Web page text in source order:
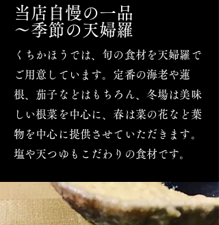
当店自慢の一品
～季節の天婦羅
くちかほうでは、旬の食材を天婦羅で
ご用意しています。定番の海老や蓮
根、茄子などはもちろん、冬場は美味
しい根菜を中心に、春は菜の花など葉
物を中心に提供させていただきます。
塩や天つゆもこだわりの食材です。